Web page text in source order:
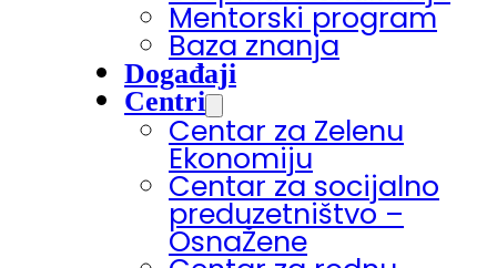
Mentorski program
Baza znanja
Događaji
Centri
Centar za Zelenu
Ekonomiju
Centar za socijalno
preduzetništvo –
OsnaŽene